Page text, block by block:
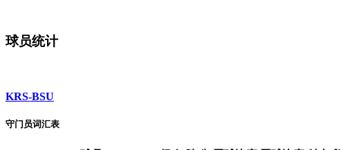
球员统计
KRS-BSU
守门员词汇表